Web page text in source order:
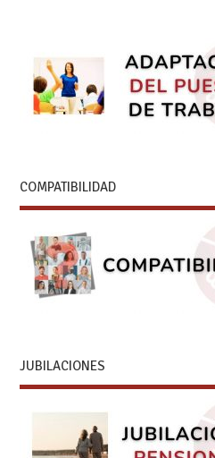
COMPATIBILIDAD
JUBILACIONES